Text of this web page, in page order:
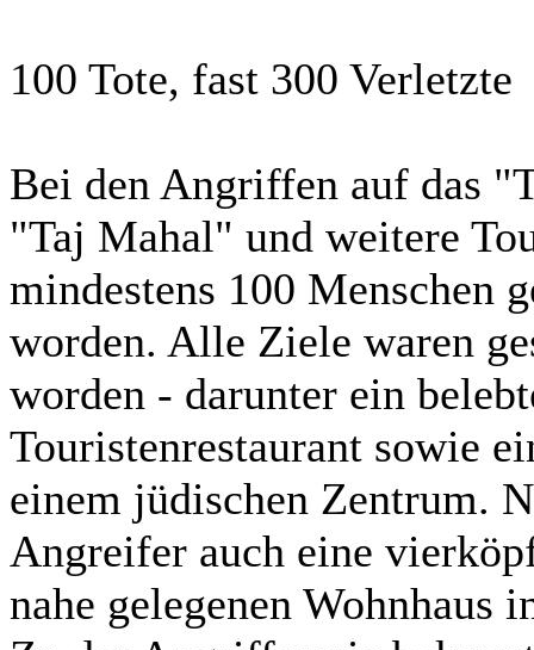
100 Tote, fast 300 Verletzte
Bei den Angriffen auf das
"Taj Mahal" und weitere
mindestens 100 Menschen
worden. Alle Ziele waren
worden - darunter ein
Touristenrestaurant sowie
einem jüdischen Zentrum.
Angreifer auch eine
nahe gelegenen Wohnhaus